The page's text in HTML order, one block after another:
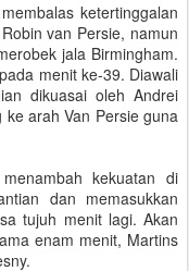
ketertinggalan
van Persie, namun
jala Birmingham.
menit ke-39. Diawali
dikuasai oleh Andrei
arah Van Persie guna
kekuatan di
dan memasukkan
tujuh menit lagi. Akan
enam menit, Martins